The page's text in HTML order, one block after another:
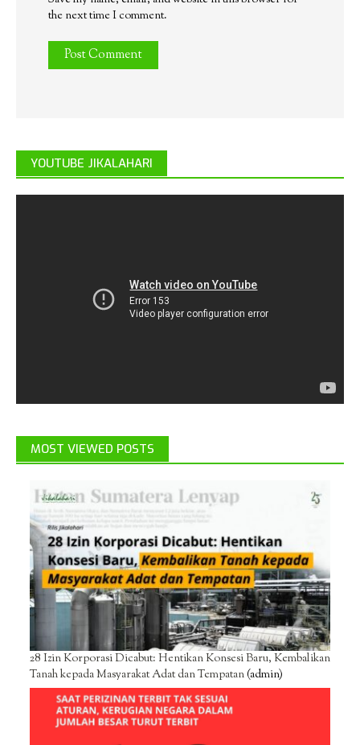
the next time I comment.
YOUTUBE JIKALAHARI
MOST VIEWED POSTS
28 Izin Korporasi Dicabut: Hentikan Konsesi Baru, Kembalikan
Tanah kepada Masyarakat Adat dan Tempatan(admin)